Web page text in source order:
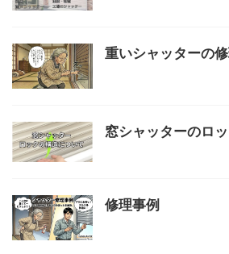
重いシャッターの
窓シャッターのロ
修理事例